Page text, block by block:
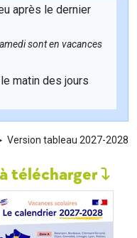
après le dernier
sont en vacances
matin des jours
Version tableau 2027-2028
télécharger